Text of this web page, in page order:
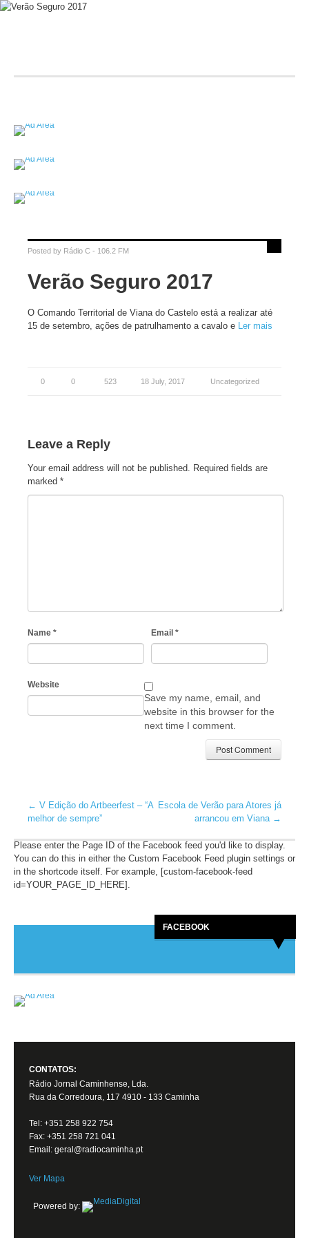
Posted by Rádio C - 106.2 FM
Verão Seguro 2017
O Comando Territorial de Viana do Castelo está a realizar até
15 de setembro, ações de patrulhamento a cavalo e Ler mais
0 0 523 18 July, 2017 Uncategorized
Leave a Reply
Your email address will not be published. Required fields are
marked *
Name * Email *
Website
Save my name, email, and
website in this browser for the
next time I comment.
← V Edição do Artbeerfest – “A
melhor de sempre”
Escola de Verão para Atores já
arrancou em Viana →
Please enter the Page ID of the Facebook feed you'd like to display.
You can do this in either the Custom Facebook Feed plugin settings or
in the shortcode itself. For example, [custom-facebook-feed
id=YOUR_PAGE_ID_HERE].
FACEBOOK
CONTATOS:
Rádio Jornal Caminhense, Lda.
Rua da Corredoura, 117 4910 - 133 Caminha
Tel: +351 258 922 754
Fax: +351 258 721 041
Email: geral@radiocaminha.pt
Ver Mapa
Powered by: